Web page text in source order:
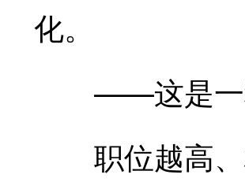
化。
——这是一种
职位越高、